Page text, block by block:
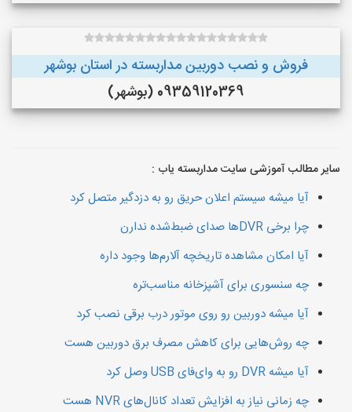
فروش و نصب دوربین مداربسته در استان بوشهر
09359120369 (بوشهر)
سایر مطالب آموزشی سایت مداربسته یاب :
آیا میشه سیستم اعلان حریق رو به دزدگیر متصل کرد
چرا برخی DVRها صدای ضبط‌شده ندارن
آیا امکان مشاهده تاریخچه آلارم‌ها وجود داره
چه سنسوری برای آشپزخانه مناسب‌تره
آیا میشه دوربین رو روی موتور درب برقی نصب کرد
چه روش‌هایی برای کاهش مصرف برق دوربین هست
آیا میشه DVR رو به وای‌فای USB وصل کرد
چه زمانی نیاز به افزایش تعداد کانال‌های NVR هست